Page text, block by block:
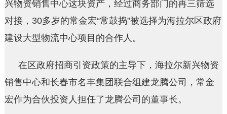
兴物资销售中心这块资产，经过商务部门的再三筛选
对接，30多岁的常金宏“常鼓捣”被选择为海拉尔区政府
建设大型物流中心项目的合作人。
在区政府招商引资政策的主导下，海拉尔新兴物资
销售中心和长春市名丰集团联合组建龙腾公司，常金
宏作为合伙投资人担任了龙腾公司的董事长。